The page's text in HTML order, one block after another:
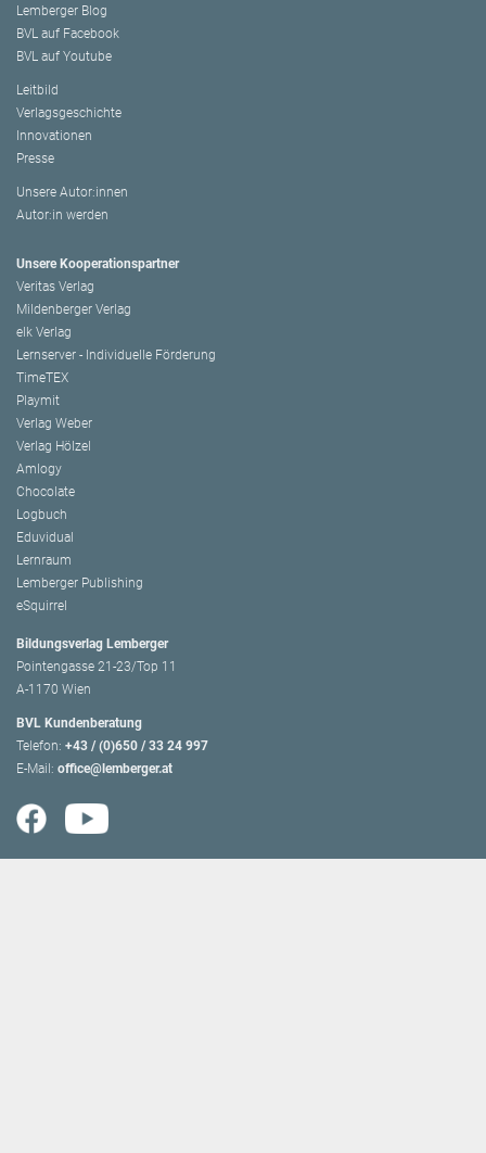
Lemberger Blog
BVL auf Facebook
BVL auf Youtube
Leitbild
Verlagsgeschichte
Innovationen
Presse
Unsere Autor:innen
Autor:in werden
Unsere Kooperationspartner
Veritas Verlag
Mildenberger Verlag
elk Verlag
Lernserver - Individuelle Förderung
TimeTEX
Playmit
Verlag Weber
Verlag Hölzel
Amlogy
Chocolate
Logbuch
Eduvidual
Lernraum
Lemberger Publishing
eSquirrel
Bildungsverlag Lemberger
Pointengasse 21-23/Top 11
A-1170 Wien
BVL Kundenberatung
Telefon: +43 / (0)650 / 33 24 997
E-Mail: office@lemberger.at